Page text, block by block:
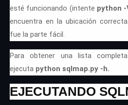
esté funcionando (intente python -
encuentra en la ubicación
fue la parte fácil.
Para obtener una lista
ejecuta python sqlmap.py -h.
EJECUTANDO